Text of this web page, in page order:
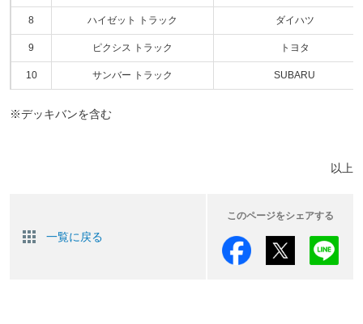
8 ハイゼット トラック ダイハツ
9 ピクシス トラック トヨタ
10 サンバー トラック SUBARU
※デッキバンを含む
以上
一覧に戻る
このページをシェアする